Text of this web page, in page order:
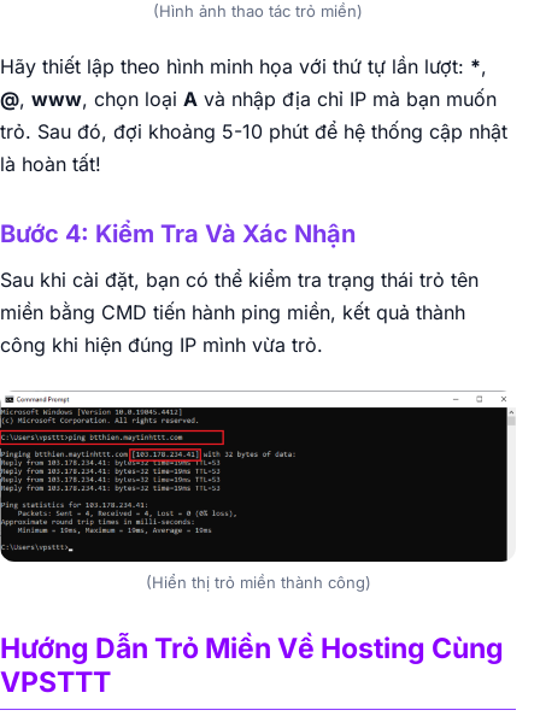
(Hình ảnh thao tác trỏ miền)
Hãy thiết lập theo hình minh họa với thứ tự lần lượt: *,
@, www, chọn loại A và nhập địa chỉ IP mà bạn muốn
trỏ. Sau đó, đợi khoảng 5-10 phút để hệ thống cập nhật
là hoàn tất!
Bước 4: Kiểm Tra Và Xác Nhận
Sau khi cài đặt, bạn có thể kiểm tra trạng thái trỏ tên
miền bằng CMD tiến hành ping miền, kết quả thành
công khi hiện đúng IP mình vừa trỏ.
(Hiển thị trỏ miền thành công)
Hướng Dẫn Trỏ Miền Về Hosting Cùng
VPSTTT